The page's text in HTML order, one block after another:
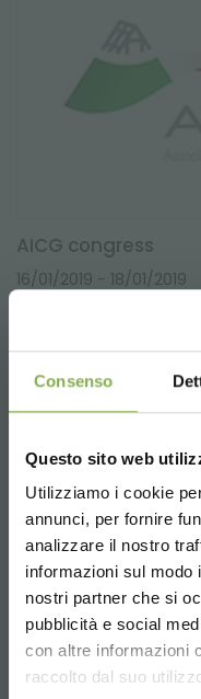
Consenso
Questo sito web
Utilizziamo i cookie
annunci, per fornire
analizzare il nostro
informazioni sul
nostri partner che si
pubblicità e social
con altre informazioni
raccolto dal suo
AICG congress
16/01/2019 - 18/01/2019
EIMA 2018
Choose the
language for a